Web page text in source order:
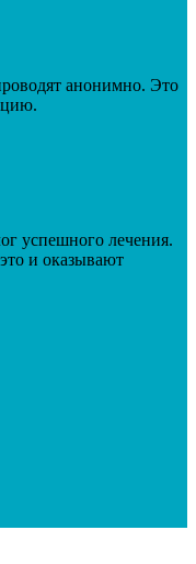
анонимно. Это
успешного лечения.
и оказывают